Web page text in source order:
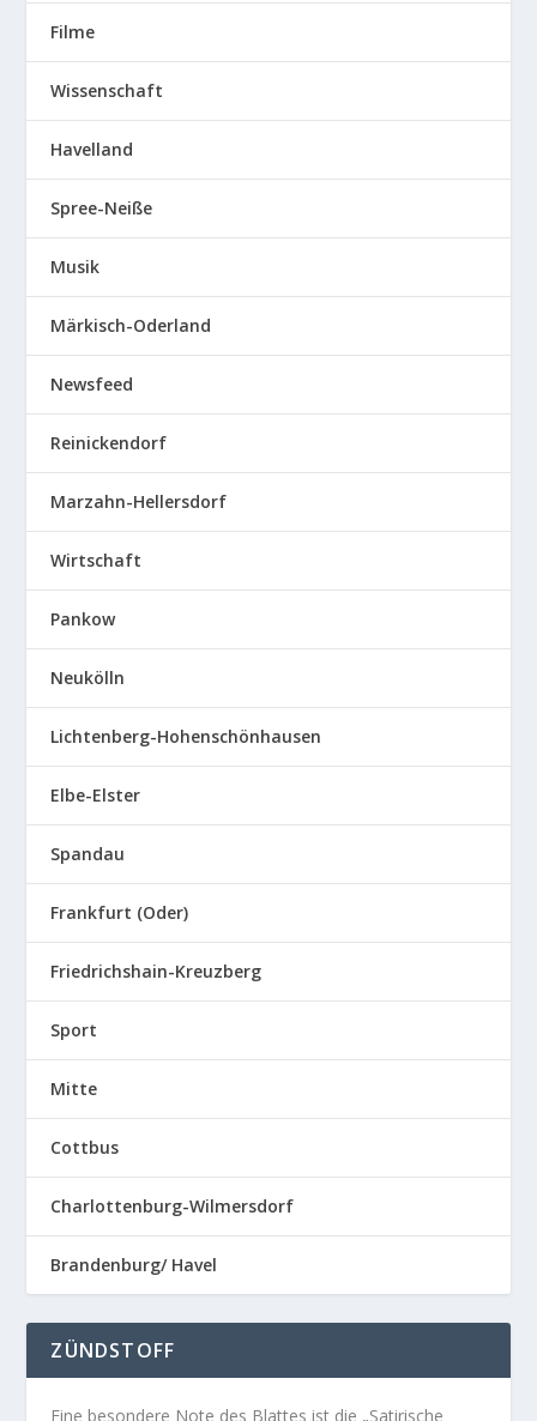
Filme
Wissenschaft
Havelland
Spree-Neiße
Musik
Märkisch-Oderland
Newsfeed
Reinickendorf
Marzahn-Hellersdorf
Wirtschaft
Pankow
Neukölln
Lichtenberg-Hohenschönhausen
Elbe-Elster
Spandau
Frankfurt (Oder)
Friedrichshain-Kreuzberg
Sport
Mitte
Cottbus
Charlottenburg-Wilmersdorf
Brandenburg/ Havel
ZÜNDSTOFF
Eine besondere Note des Blattes ist die „Satirische